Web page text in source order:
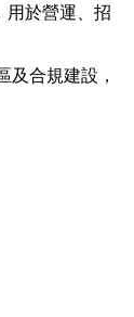
用於營運、招
及合規建設，